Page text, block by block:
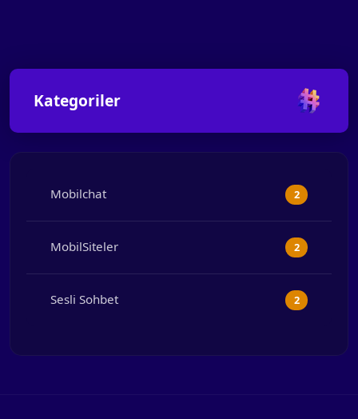
Kategoriler
Mobilchat 2
MobilSiteler 2
Sesli Sohbet 2